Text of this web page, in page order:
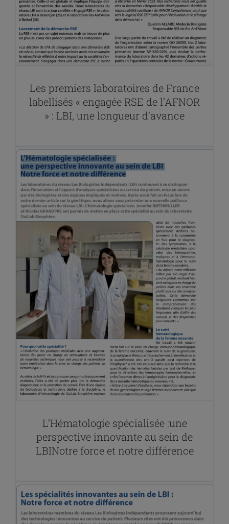
Les premiers laboratoires de France
labellisés « engagée RSE de l’AFNOR
» : LBI, une longueur d’avance
L’Hématologie spécialisée :une
perspective innovante au sein de
LBINotre force et notre différence